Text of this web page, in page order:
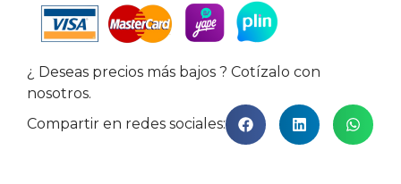
¿ Deseas precios más bajos ? Cotízalo con
nosotros.
Compartir en redes sociales: